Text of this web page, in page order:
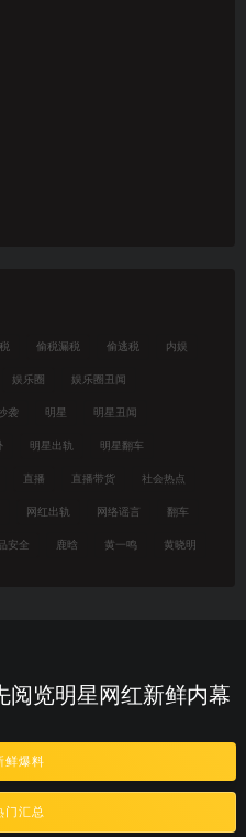
偷税漏税 偷逃税 内娱
娱乐圈 娱乐圈丑闻
袭 明星 明星丑闻
明星出轨 明星翻车
直播 直播带货 社会热点
网红出轨 网络谣言 翻车
安全 鹿晗 黄一鸣 黄晓明
阅览明星网红新鲜内幕
鲜爆料
门汇总